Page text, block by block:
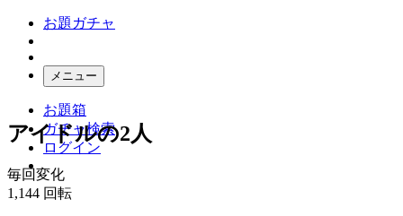
お題ガチャ
メニュー
お題箱
ガチャ検索
ログイン
アイドルの2人
毎回変化
1,144 回転